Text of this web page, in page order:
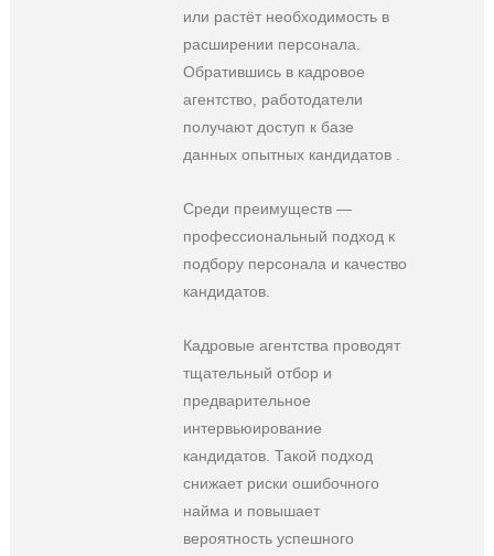
или растёт необходимость в
расширении персонала.
Обратившись в кадровое
агентство, работодатели
получают доступ к базе
данных опытных кандидатов .
Среди преимуществ —
профессиональный подход к
подбору персонала и качество
кандидатов.
Кадровые агентства проводят
тщательный отбор и
предварительное
интервьюирование
кандидатов. Такой подход
снижает риски ошибочного
найма и повышает
вероятность успешного